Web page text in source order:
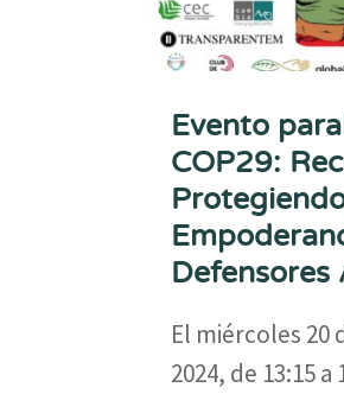
Evento
COP29:
Defensores
El miércoles 20
2024, de 13:15